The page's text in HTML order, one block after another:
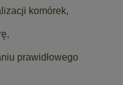
komórek,
prawidłowego